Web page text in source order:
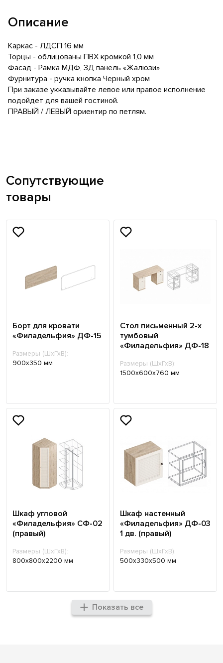
Описание
Каркас - ЛДСП 16 мм
Торцы - облицованы ПВХ кромкой 1,0 мм
Фасад - Рамка МДФ, 3Д панель «Жалюзи»
Фурнитура - ручка кнопка Черный хром
При заказе укказывайте левое или правое исполнение
подойдет для вашей гостиной.
ПРАВЫЙ / ЛЕВЫЙ ориентир по петлям.
Сопутствующие
товары
Борт для кровати
«Филадельфия» ДФ-15
Размеры (ШхГхВ):
900х350 мм
Стол письменный 2-х
тумбовый
«Филадельфия» ДФ-18
Размеры (ШхГхВ):
1500х600х760 мм
Шкаф угловой
«Филадельфия» СФ-02
(правый)
Размеры (ШхГхВ):
800х800х2200 мм
Шкаф настенный
«Филадельфия» ДФ-03
1 дв. (правый)
Размеры (ШхГхВ):
500х330х500 мм
Показать все